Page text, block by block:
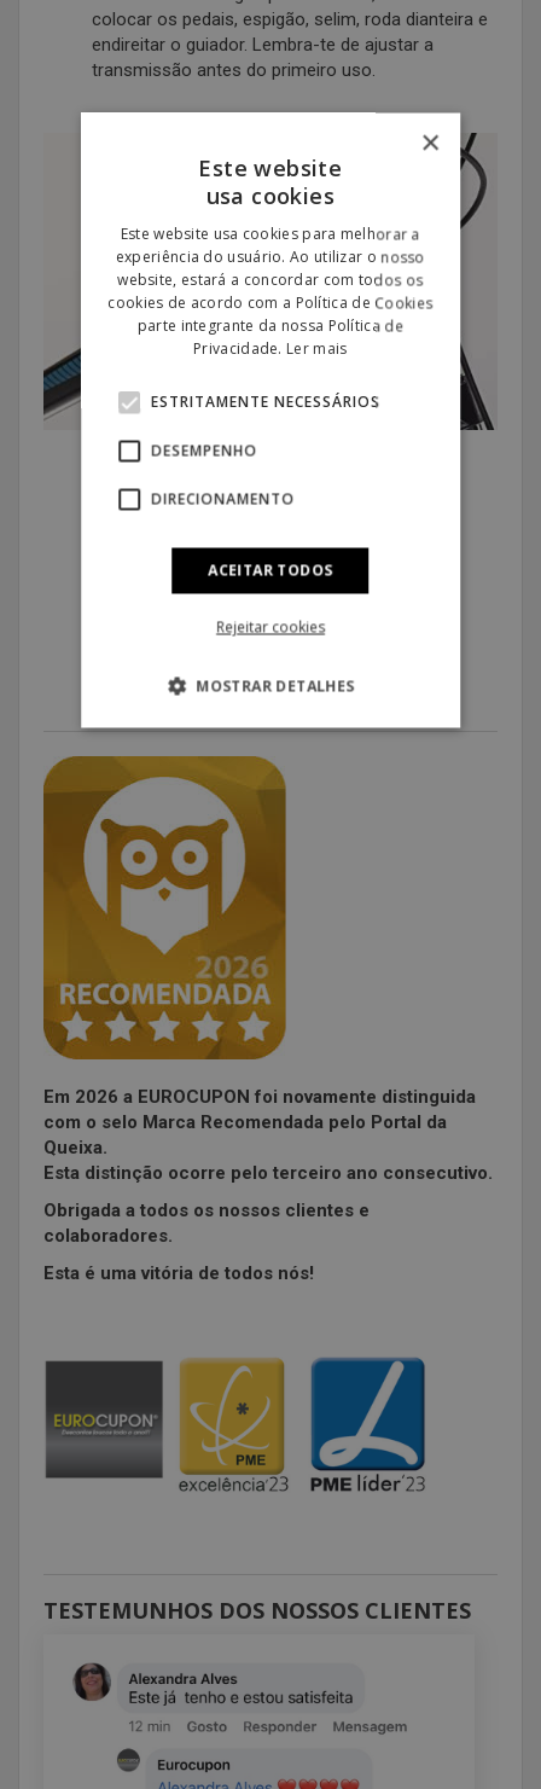
colocar os pedais, espigão, selim, roda dianteira e
endireitar o guiador. Lembra-te de ajustar a
transmissão antes do primeiro uso.
Em 2026 a EUROCUPON foi novamente distinguida
com o selo Marca Recomendada pelo Portal da
Queixa.
Esta distinção ocorre pelo terceiro ano consecutivo.
Obrigada a todos os nossos clientes e
colaboradores.
Esta é uma vitória de todos nós!
TESTEMUNHOS DOS NOSSOS CLIENTES
×
Este website
usa cookies
Este website usa cookies para melhorar a
experiência do usuário. Ao utilizar o nosso
website, estará a concordar com todos os
cookies de acordo com a Política de Cookies
parte integrante da nossa Política de
Privacidade. Ler mais
ESTRITAMENTE NECESSÁRIOS
DESEMPENHO
DIRECIONAMENTO
ACEITAR TODOS
Rejeitar cookies
MOSTRAR DETALHES